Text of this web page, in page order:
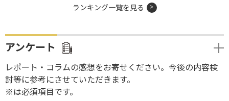
ランキング一覧を見る
アンケート
レポート・コラムの感想をお寄せください。今後の内容検
討等に参考にさせていただきます。
※は必須項目です。